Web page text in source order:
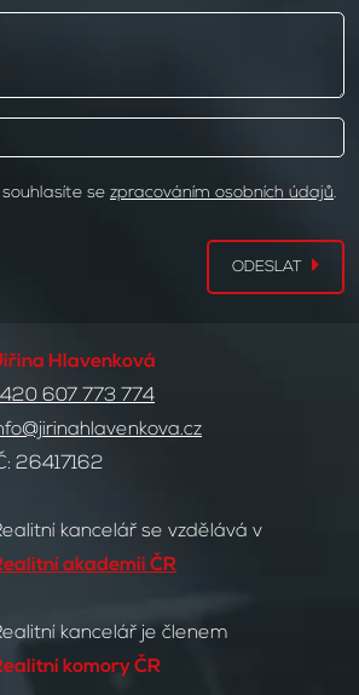
se zpracováním osobních údajů.
ODESLAT
Hlavenková
607 773 774
26417162
kancelář se vzdělává v
akademii ČR
kancelář je členem
komory ČR